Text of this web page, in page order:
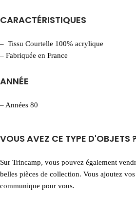
CARACTÉRISTIQUES
– Tissu Courtelle 100% acrylique
– Fabriquée en France
ANNÉE
– Années 80
VOUS AVEZ CE TYPE D'OBJETS
Sur Trincamp, vous pouvez également
belles pièces de collection. Vous ajoutez
communique pour vous.